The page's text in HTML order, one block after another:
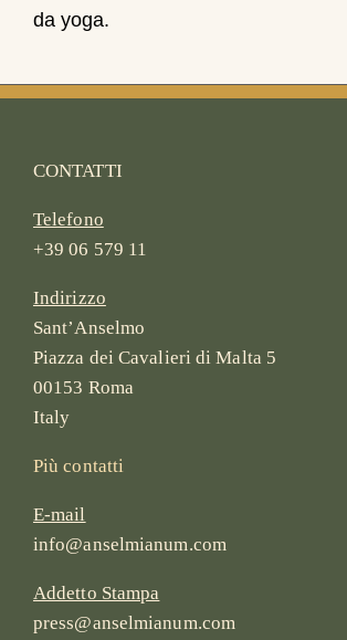
da yoga.
CONTATTI
Telefono
+39 06 579 11
Indirizzo
Sant’Anselmo
Piazza dei Cavalieri di Malta 5
00153 Roma
Italy
Più contatti
E-mail
info@anselmianum.com
Addetto Stampa
press@anselmianum.com